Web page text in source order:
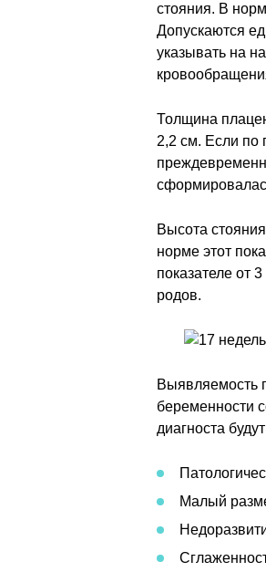
стояния. В
Допускаются
указывать на
Толщина
2,2 см. Если по
Высота
норме этот
показателе от
родов.
Выявляемость
беременности
диагноста
Малый